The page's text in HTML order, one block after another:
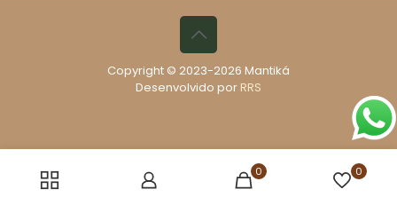
Copyright © 2023-2026 Mantiká
Desenvolvido por RRS
0 0